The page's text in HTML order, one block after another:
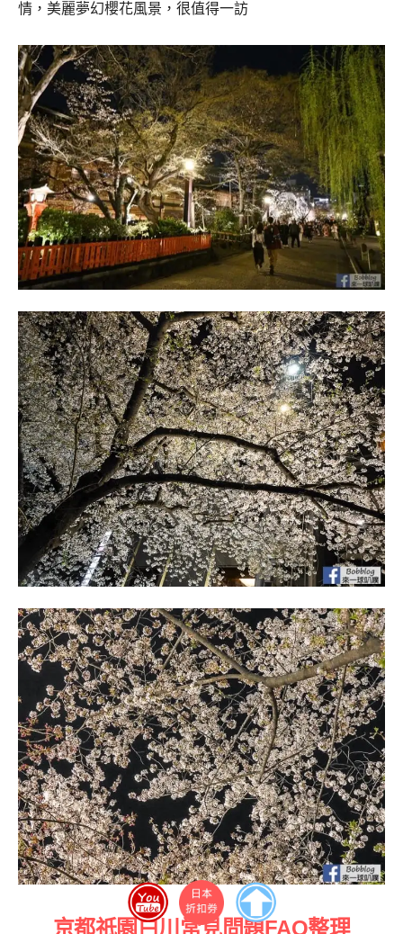
情，美麗夢幻櫻花風景，很值得一訪
京都祇園白川常見問題FAQ整理